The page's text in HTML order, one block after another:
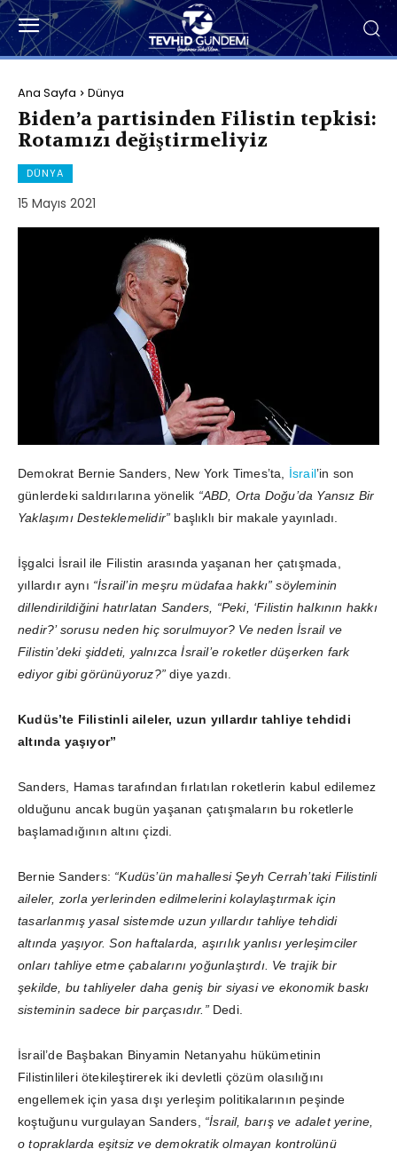
Ana Sayfa Dünya
Biden’a partisinden Filistin tepkisi:
Rotamızı değiştirmeliyiz
DÜNYA
15 Mayıs 2021
Demokrat Bernie Sanders, New York Times’ta, İsrail’in son
günlerdeki saldırılarına yönelik “ABD, Orta Doğu’da Yansız Bir
Yaklaşımı Desteklemelidir” başlıklı bir makale yayınladı.
İşgalci İsrail ile Filistin arasında yaşanan her çatışmada,
yıllardır aynı “İsrail’in meşru müdafaa hakkı” söyleminin
dillendirildiğini hatırlatan Sanders, “Peki, ‘Filistin halkının hakkı
nedir?’ sorusu neden hiç sorulmuyor? Ve neden İsrail ve
Filistin’deki şiddeti, yalnızca İsrail’e roketler düşerken fark
ediyor gibi görünüyoruz?” diye yazdı.
Kudüs’te Filistinli aileler, uzun yıllardır tahliye tehdidi
altında yaşıyor”
Sanders, Hamas tarafından fırlatılan roketlerin kabul edilemez
olduğunu ancak bugün yaşanan çatışmaların bu roketlerle
başlamadığının altını çizdi.
Bernie Sanders: “Kudüs’ün mahallesi Şeyh Cerrah’taki Filistinli
aileler, zorla yerlerinden edilmelerini kolaylaştırmak için
tasarlanmış yasal sistemde uzun yıllardır tahliye tehdidi
altında yaşıyor. Son haftalarda, aşırılık yanlısı yerleşimciler
onları tahliye etme çabalarını yoğunlaştırdı. Ve trajik bir
şekilde, bu tahliyeler daha geniş bir siyasi ve ekonomik baskı
sisteminin sadece bir parçasıdır.”Dedi.
İsrail’de Başbakan Binyamin Netanyahu hükümetinin
Filistinlileri ötekileştirerek iki devletli çözüm olasılığını
engellemek için yasa dışı yerleşim politikalarının peşinde
koştuğunu vurgulayan Sanders, “İsrail, barış ve adalet yerine,
o topraklarda eşitsiz ve demokratik olmayan kontrolünü